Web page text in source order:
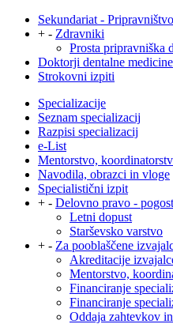
Sekundariat - Pripravništvo
+ - Zdravniki
Prosta pripravniška
Doktorji dentalne medicine
Strokovni izpiti
Specializacije
Seznam specializacij
Razpisi specializacij
e-List
Mentorstvo,
Navodila, obrazci in vloge
Specialistični izpit
+ - Delovno pravo -
Letni dopust
Starševsko varstvo
+ - Za pooblaščene
Akreditacije
Mentorstvo,
Financiranje
Financiranje
Oddaja zahtevkov